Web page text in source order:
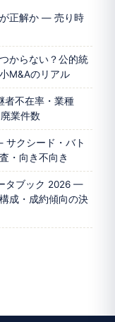
正解か — 売り時
からない？公的統
M&Aのリアル
者不在率・業種
業件数
サクシード・バト
・向き不向き
タブック 2026 —
成・成約傾向の決